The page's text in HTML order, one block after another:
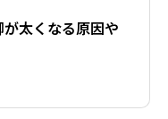
太くなる原因や